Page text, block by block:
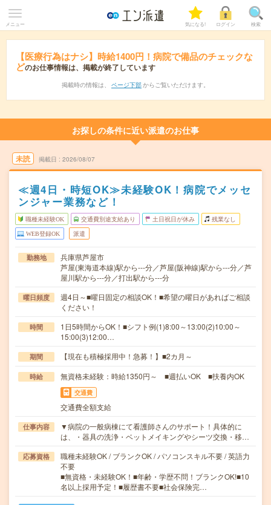
メニュー 気になる! ログイン 検索
【医療行為はナシ】時給1400円！病院で備品のチェックな
どのお仕事情報は、掲載が終了しています
掲載時の情報は、 ページ下部 からご覧いただけます。
お探しの条件に近い派遣のお仕事
未読 掲載日 2026/08/07
≪週4日・時短OK≫未経験OK！病院でメッセ
ンジャー業務など！
職種未経験OK 交通費別途支給あり 土日祝日が休み 残業なし
WEB登録OK 派遣
勤務地
兵庫県芦屋市
芦屋(東海道本線)駅から---分／芦屋(阪神線)駅から---分／芦
屋川駅から---分／打出駅から---分
曜日頻度
週4日～■曜日固定の相談OK！■希望の曜日があればご相談
ください！
時間
1日5時間からOK！■シフト例(1)8:00～13:00(2)10:00～
15:00(3)12:00…
期間 【現在も積極採用中！急募！】■2カ月～
時給 無資格未経験：時給1350円～ ■週払いOK ■扶養内OK
交通費
交通費全額支給
仕事内容
▼病院の一般病棟にて看護師さんのサポート！具体的に
は、・器具の洗浄・ベットメイキングやシーツ交換・移…
応募資格
職種未経験OK / ブランクOK / パソコンスキル不要 / 英語力
不要
■無資格・未経験OK！■年齢・学歴不問！ブランクOK!■10
名以上採用予定！■履歴書不要■社会保険完…